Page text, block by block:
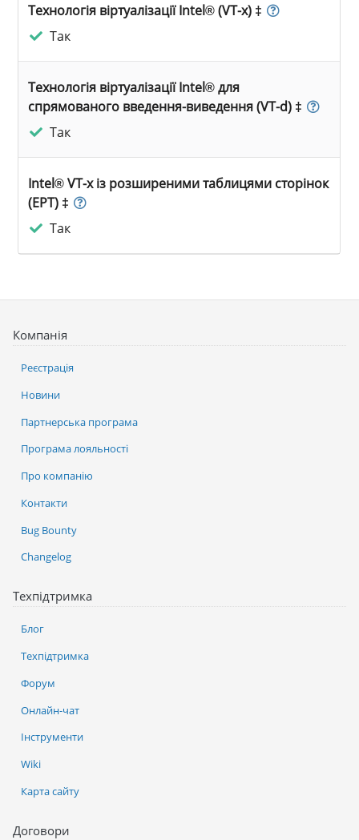
Технологія віртуалізації Intel® (VT-x) ‡
Так
Технологія віртуалізації Intel® для
спрямованого введення-виведення (VT-d) ‡
Так
Intel® VT-x із розширеними таблицями сторінок
(EPT) ‡
Так
Компанія
Реєстрація
Новини
Партнерська програма
Програма лояльності
Про компанію
Контакти
Bug Bounty
Changelog
Техпідтримка
Блог
Техпідтримка
Форум
Онлайн-чат
Інструменти
Wiki
Карта сайту
Договори